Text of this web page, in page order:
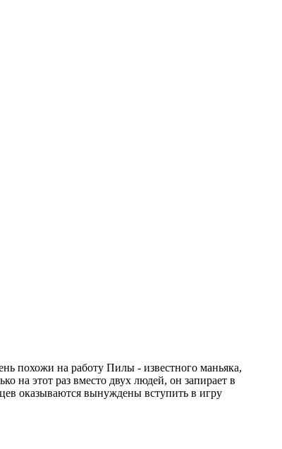
похожи на работу Пилы - известного маньяка,
на этот раз вместо двух людей, он запирает в
оказываются вынуждены вступить в игру